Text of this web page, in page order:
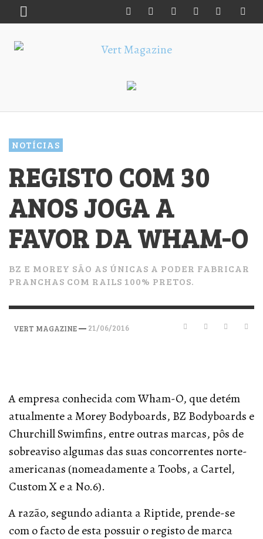
NOTÍCIAS
REGISTO COM 30
ANOS JOGA A
FAVOR DA WHAM-O
BZ E MOREY SÃO AS ÚNICAS A PODER FABRICAR
PRANCHAS COM RAILS 100% PRETOS.
VERT MAGAZINE— 21/06/2016
A empresa conhecida com Wham-O, que detém
atualmente a Morey Bodyboards, BZ Bodyboards e
Churchill Swimfins, entre outras marcas, pôs de
sobreaviso algumas das suas concorrentes norte-
americanas (nomeadamente a Toobs, a Cartel,
Custom X e a No.6).
A razão, segundo adianta a Riptide, prende-se
com o facto de esta possuir o registo de marca